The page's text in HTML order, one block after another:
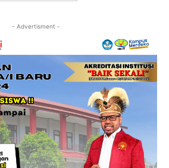
- Advertisment -